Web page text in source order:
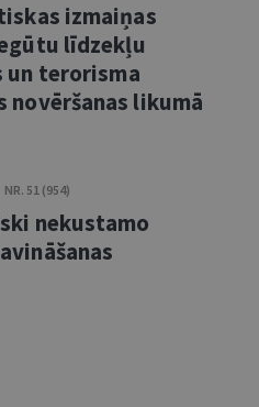
izmaiņas
līdzekļu
un terorisma
novēršanas likumā
NR. 51 (954)
nekustamo